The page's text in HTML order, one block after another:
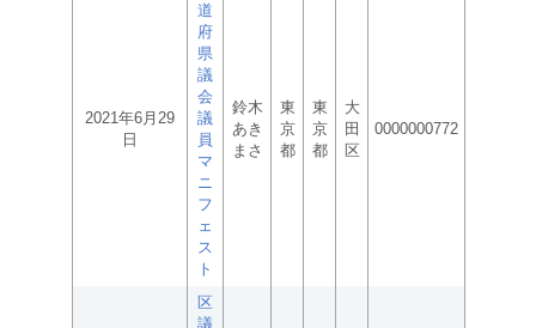
2021年6月29
日
道
府
県
議
会
議
員
マ
ニ
フ
ェ
ス
ト
鈴木
あき
まさ
東
京
都
東
京
都
大
田
区
0000000772
区
議